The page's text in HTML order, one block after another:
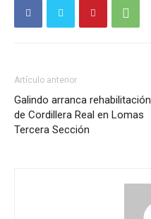
Artículo anterior
Galindo arranca rehabilitación
de Cordillera Real en Lomas
Tercera Sección